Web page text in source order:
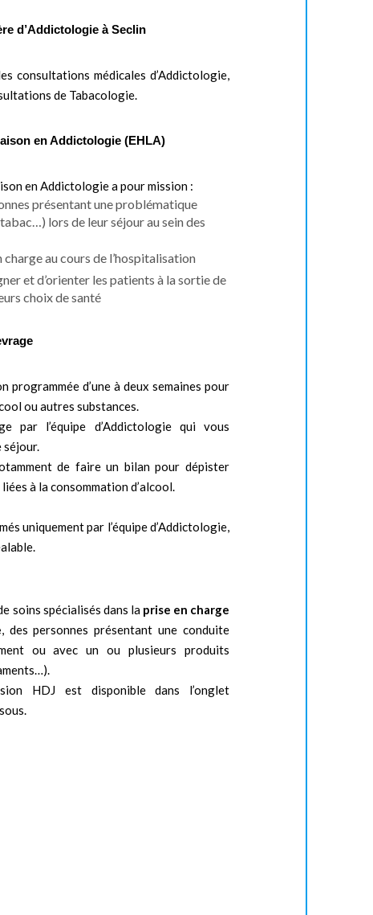
d’Addictologie à Seclin
consultations médicales d’Addictologie,
de Tabacologie.
en Addictologie (EHLA)
en Addictologie a pour mission :
présentant une problématique
lors de leur séjour au sein des
au cours de l’hospitalisation
et d’orienter les patients à la sortie de
choix de santé
programmée d’une à deux semaines pour
ou autres substances.
par l’équipe d’Addictologie qui vous
séjour.
de faire un bilan pour dépister
à la consommation d’alcool.
uniquement par l’équipe d’Addictologie,
soins spécialisés dans la prise en charge
, des personnes présentant une conduite
ou avec un ou plusieurs produits
HDJ est disponible dans l’onglet